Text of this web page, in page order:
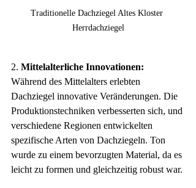
Traditionelle Dachziegel Altes Kloster
Herrdachziegel
2. Mittelalterliche Innovationen:
Während des Mittelalters erlebten
Dachziegel innovative Veränderungen. Die
Produktionstechniken verbesserten sich, und
verschiedene Regionen entwickelten
spezifische Arten von Dachziegeln. Ton
wurde zu einem bevorzugten Material, da es
leicht zu formen und gleichzeitig robust war.